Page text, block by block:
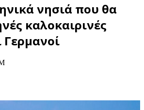
νησιά που θα
καλοκαιρινές
Γερμανοί